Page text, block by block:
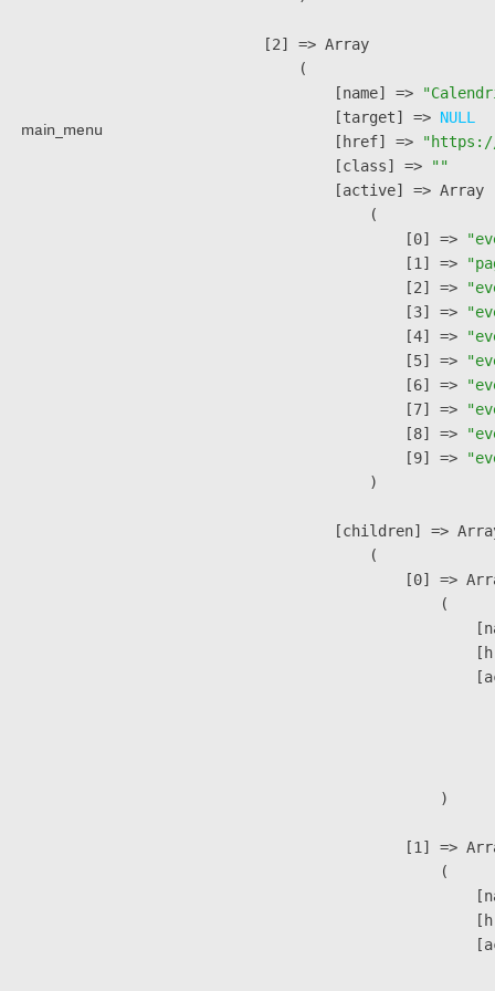
main_menu
    [2] => Array
        (
            [name] =>
            [target] =>
NULL
            [href] =>
            [class] =>
""
            [active] => Array
                (
                    [0] =>
                    [1] =>
                    [2] =>
                    [3] =>
                    [4] =>
                    [5] =>
                    [6] =>
                    [7] =>
                    [8] =>
                    [9] =>
                )
[children] =>
                (
[0] =>
                        (
                        )
[1] =>
                        (